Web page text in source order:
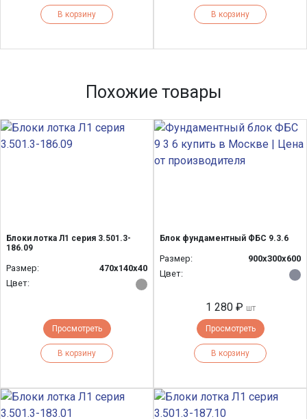
В корзину В корзину
Похожие товары
Блоки лотка Л1 серия 3.501.3-
186.09
Размер:
470х140х40
Цвет:
Просмотреть
В корзину
Блок фундаментный ФБС 9.3.6
Размер:
900x300x600
Цвет:
1 280 ₽ шт
Просмотреть
В корзину